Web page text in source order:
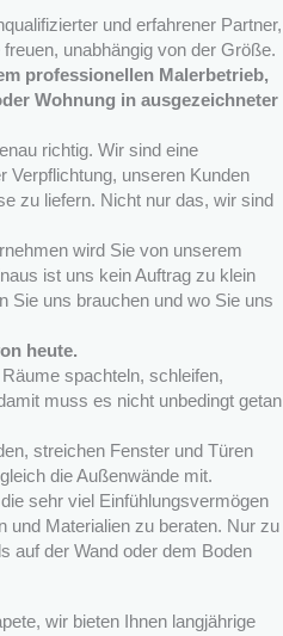
und erfahrener Partner,
unabhängig von der Größe.
professionellen Malerbetrieb,
Wohnung in ausgezeichneter
richtig. Wir sind eine
Verpflichtung, unseren Kunden
zu liefern. Nicht nur das, wir sind
wird Sie von unserem
ist uns kein Auftrag zu klein
Sie uns brauchen und wo Sie uns
heute.
spachteln, schleifen,
muss es nicht unbedingt getan
streichen Fenster und Türen
die Außenwände mit.
sehr viel Einfühlungsvermögen
und Materialien zu beraten. Nur zu
auf der Wand oder dem Boden
wir bieten Ihnen langjährige